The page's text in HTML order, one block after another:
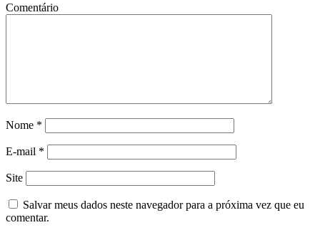
Comentário
Nome *
E-mail *
Site
Salvar meus dados neste navegador para a próxima vez que eu
comentar.